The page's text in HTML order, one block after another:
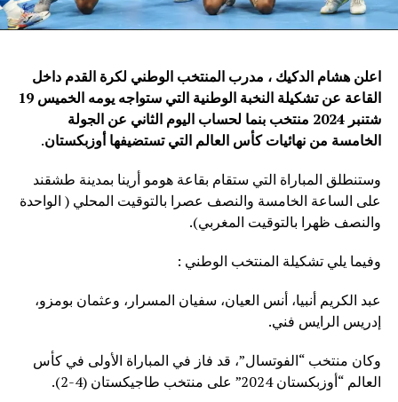
اعلن هشام الدكيك ، مدرب المنتخب الوطني لكرة القدم داخل
القاعة عن تشكيلة النخبة الوطنية التي ستواجه يومه الخميس 19
شتنبر 2024 منتخب بنما لحساب اليوم الثاني عن الجولة
الخامسة من نهائيات كأس العالم التي تستضيفها أوزبكستان.
وستنطلق المباراة التي ستقام بقاعة هومو أرينا بمدينة طشقند
على الساعة الخامسة والنصف عصرا بالتوقيت المحلي ( الواحدة
والنصف ظهرا بالتوقيت المغربي).
وفيما يلي تشكيلة المنتخب الوطني :
عبد الكريم أنبيا، أنس العيان، سفيان المسرار، وعثمان بومزو،
إدريس الرايس فني.
وكان منتخب “الفوتسال”، قد فاز في المباراة الأولى في كأس
العالم “أوزبكستان 2024” على منتخب طاجيكستان (4-2).